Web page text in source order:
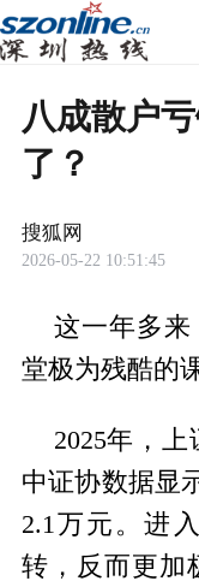
八成散户
了？
搜狐网
2026-05-22 10:51:45
这一年多
堂极为残酷的课
2025年，上
中证协数据显
2.1万元。进
转，反而更